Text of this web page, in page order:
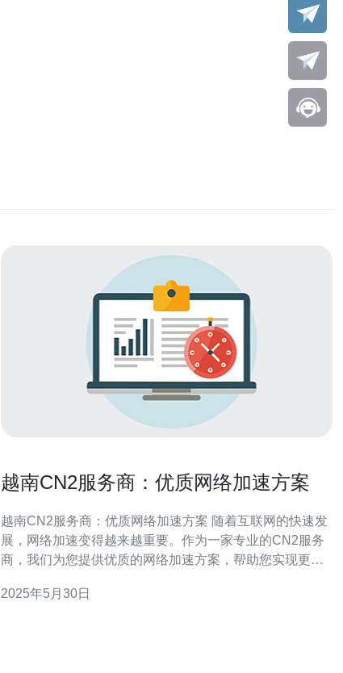
越南CN2服务商：优质网络加速方案
越南CN2服务商：优质网络加速方案 随着互联网的快速发
展，网络加速变得越来越重要。作为一家专业的CN2服务
商，我们为您提供优质的网络加速方案，帮助您实现更快
络”，是中国电信在国际互联网上的高速网络通道。选择
2025年5月30日